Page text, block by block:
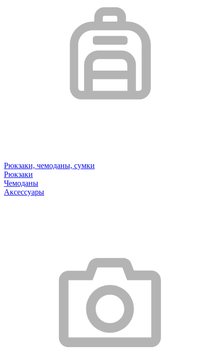
Рюкзаки, чемоданы, сумки
Рюкзаки
Чемоданы
Аксессуары